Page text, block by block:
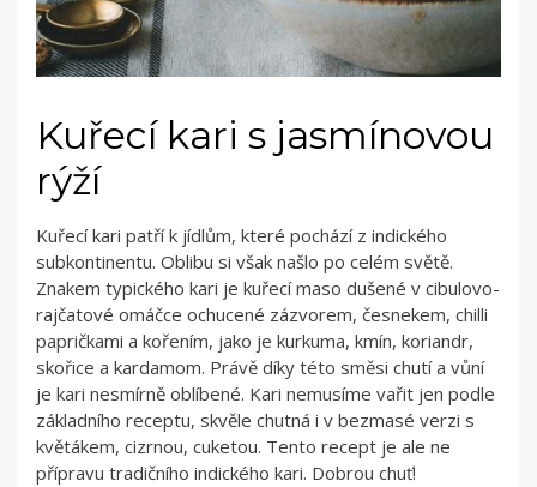
Kuřecí kari s jasmínovou
rýží
Kuřecí kari patří k jídlům, které pochází z indického
subkontinentu. Oblibu si však našlo po celém světě.
Znakem typického kari je kuřecí maso dušené v cibulovo-
rajčatové omáčce ochucené zázvorem, česnekem, chilli
papričkami a kořením, jako je kurkuma, kmín, koriandr,
skořice a kardamom. Právě díky této směsi chutí a vůní
je kari nesmírně oblíbené. Kari nemusíme vařit jen podle
základního receptu, skvěle chutná i v bezmasé verzi s
květákem, cizrnou, cuketou. Tento recept je ale ne
přípravu tradičního indického kari. Dobrou chuť!